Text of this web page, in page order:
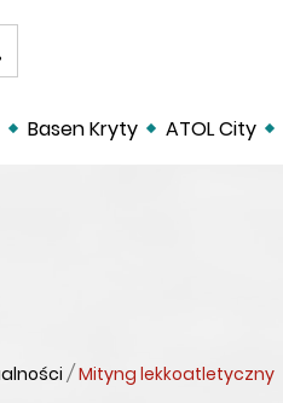
Basen Kryty ATOL City
/ Mityng lekkoatletyczny